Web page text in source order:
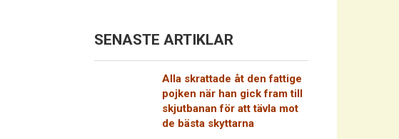
SENASTE ARTIKLAR
Alla skrattade åt den fattige
pojken när han gick fram till
skjutbanan för att tävla mot
de bästa skyttarna